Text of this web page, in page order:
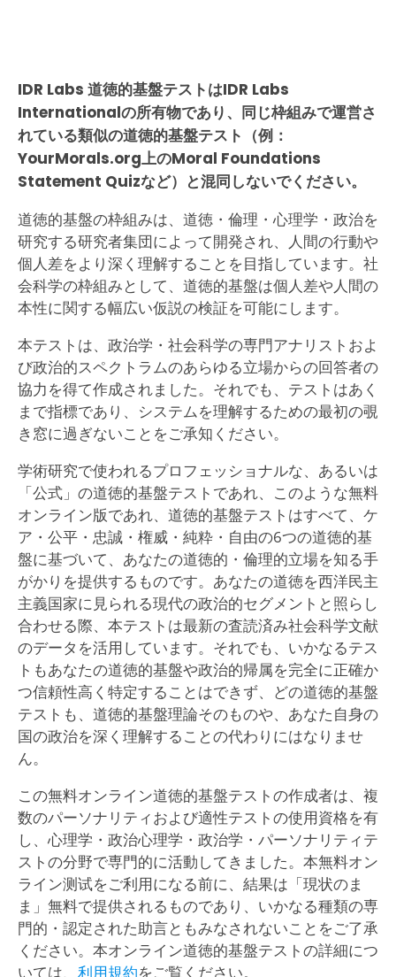
IDR Labs 道徳的基盤テストはIDR Labs
Internationalの所有物であり、同じ枠組みで運営さ
れている類似の道徳的基盤テスト（例：
YourMorals.org上のMoral Foundations
Statement Quizなど）と混同しないでください。
道徳的基盤の枠組みは、道徳・倫理・心理学・政治を
研究する研究者集団によって開発され、人間の行動や
個人差をより深く理解することを目指しています。社
会科学の枠組みとして、道徳的基盤は個人差や人間の
本性に関する幅広い仮説の検証を可能にします。
本テストは、政治学・社会科学の専門アナリストおよ
び政治的スペクトラムのあらゆる立場からの回答者の
協力を得て作成されました。それでも、テストはあく
まで指標であり、システムを理解するための最初の覗
き窓に過ぎないことをご承知ください。
学術研究で使われるプロフェッショナルな、あるいは
「公式」の道徳的基盤テストであれ、このような無料
オンライン版であれ、道徳的基盤テストはすべて、ケ
ア・公平・忠誠・権威・純粋・自由の6つの道徳的基
盤に基づいて、あなたの道徳的・倫理的立場を知る手
がかりを提供するものです。あなたの道徳を西洋民主
主義国家に見られる現代の政治的セグメントと照らし
合わせる際、本テストは最新の査読済み社会科学文献
のデータを活用しています。それでも、いかなるテス
トもあなたの道徳的基盤や政治的帰属を完全に正確か
つ信頼性高く特定することはできず、どの道徳的基盤
テストも、道徳的基盤理論そのものや、あなた自身の
国の政治を深く理解することの代わりにはなりませ
ん。
この無料オンライン道徳的基盤テストの作成者は、複
数のパーソナリティおよび適性テストの使用資格を有
し、心理学・政治心理学・政治学・パーソナリティテ
ストの分野で専門的に活動してきました。本無料オン
ライン测试をご利用になる前に、結果は「現状のま
ま」無料で提供されるものであり、いかなる種類の専
門的・認定された助言ともみなされないことをご了承
ください。本オンライン道徳的基盤テストの詳細につ
いては、 利用規約をご覧ください。